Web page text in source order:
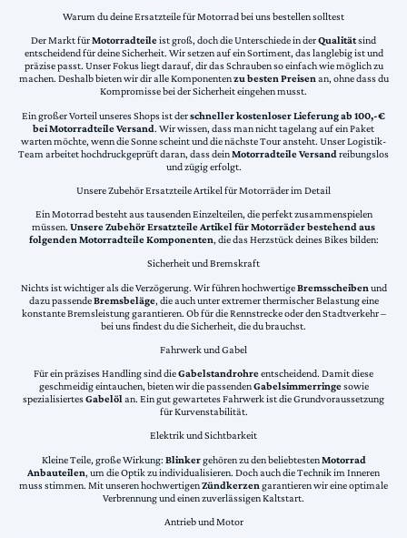
Warum du deine Ersatzteile für Motorrad bei uns bestellen solltest
Der Markt fürMotorradteileist groß, doch die Unterschiede in derQualitätsind
entscheidend für deine Sicherheit. Wir setzen auf ein Sortiment, das langlebig ist und
präzise passt. Unser Fokus liegt darauf, dir das Schrauben so einfach wie möglich zu
machen. Deshalb bieten wir dir alle Komponentenzu besten Preisenan, ohne dass du
Kompromisse bei der Sicherheit eingehen musst.
Ein großer Vorteil unseres Shops ist derschneller kostenloser Lieferung ab 100,-€
bei Motorradteile Versand. Wir wissen, dass man nicht tagelang auf ein Paket
warten möchte, wenn die Sonne scheint und die nächste Tour ansteht. Unser Logistik-
Team arbeitet hochdruckgeprüft daran, dass deinMotorradteile Versand reibungslos
und zügig erfolgt.
Unsere Zubehör Ersatzteile Artikel für Motorräder im Detail
Ein Motorrad besteht aus tausenden Einzelteilen, die perfekt zusammenspielen
müssen. Unsere Zubehör Ersatzteile Artikel für Motorräder bestehend aus
folgenden Motorradteile Komponenten, die das Herzstück deines Bikes bilden:
Sicherheit und Bremskraft
Nichts ist wichtiger als die Verzögerung. Wir führen hochwertigeBremsscheiben und
dazu passendeBremsbeläge, die auch unter extremer thermischer Belastung eine
konstante Bremsleistung garantieren. Ob für die Rennstrecke oder den Stadtverkehr –
bei uns findest du die Sicherheit, die du brauchst.
Fahrwerk und Gabel
Für ein präzises Handling sind dieGabelstandrohreentscheidend. Damit diese
geschmeidig eintauchen, bieten wir die passendenGabelsimmerringesowie
spezialisiertesGabelölan. Ein gut gewartetes Fahrwerk ist die Grundvoraussetzung
für Kurvenstabilität.
Elektrik und Sichtbarkeit
Kleine Teile, große Wirkung: Blinkergehören zu den beliebtestenMotorrad
Anbauteilen, um die Optik zu individualisieren. Doch auch die Technik im Inneren
muss stimmen. Mit unseren hochwertigenZündkerzen garantieren wir eine optimale
Verbrennung und einen zuverlässigen Kaltstart.
Antrieb und Motor